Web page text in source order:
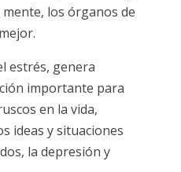
los órganos de
estrés, genera
importante para
en la vida,
ideas y situaciones
la depresión y